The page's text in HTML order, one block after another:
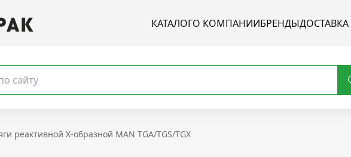
КАТАЛОГО КОМПАНИИБРЕНДЫ
реактивной X-образной MAN TGA/TGS/TGX